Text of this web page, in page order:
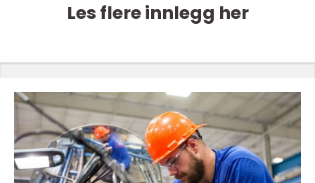
Les flere innlegg her